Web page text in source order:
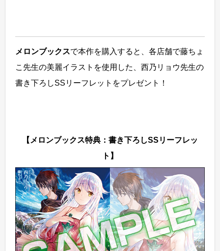
メロンブックスで本作を購入すると、各店舗で藤ちょ
こ先生の美麗イラストを使用した、西乃リョウ先生の
書き下ろしSSリーフレットをプレゼント！
【メロンブックス特典：書き下ろしSSリーフレッ
ト】